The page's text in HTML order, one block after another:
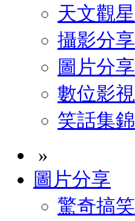
天文觀星
攝影分享
圖片分享
數位影視
笑話集錦
»
圖片分享
驚奇搞笑